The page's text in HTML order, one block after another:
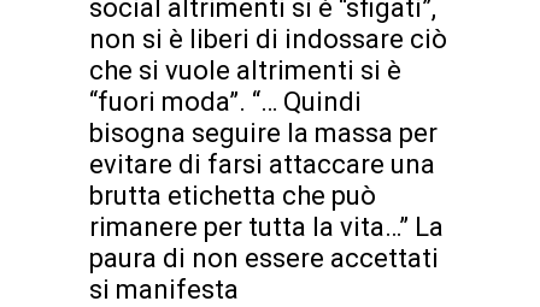
social altrimenti si è “sfigati”,
non si è liberi di indossare ciò
che si vuole altrimenti si è
“fuori moda”. “… Quindi
bisogna seguire la massa per
evitare di farsi attaccare una
brutta etichetta che può
rimanere per tutta la vita…” La
paura di non essere accettati
si manifesta